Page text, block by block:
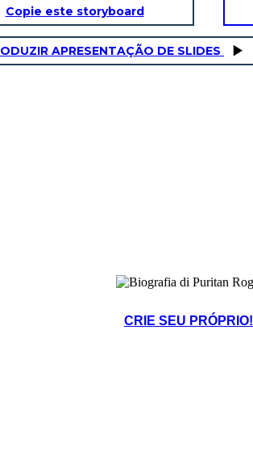
Copie este storyboard
APRESENTAÇÃO DE SLIDES
CRIE SEU PRÓPRIO!